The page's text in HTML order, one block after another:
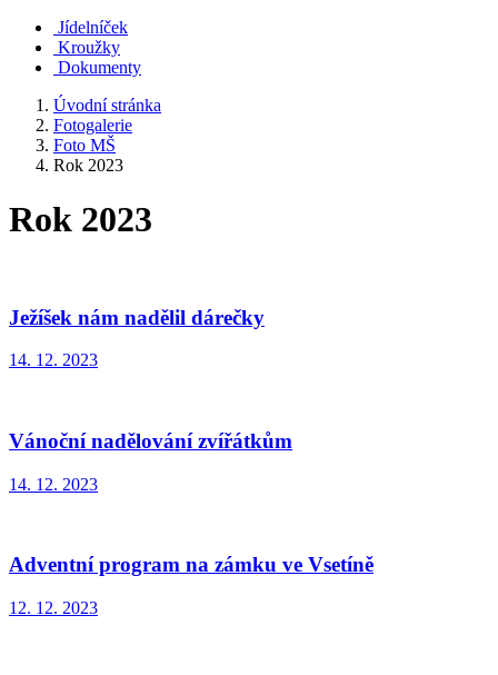
Jídelníček
Kroužky
Dokumenty
Úvodní stránka
Fotogalerie
Foto MŠ
Rok 2023
Rok 2023
Ježíšek nám nadělil dárečky
14. 12. 2023
Vánoční nadělování zvířátkům
14. 12. 2023
Adventní program na zámku ve Vsetíně
12. 12. 2023